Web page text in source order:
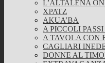
L’ALTALENA
XPATZ
AKUA’BA
A PICCOLI
A TAVOLA CON
CAGLIARI
DONNE AL